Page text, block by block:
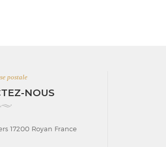
postale
NOUS
17200 Royan France